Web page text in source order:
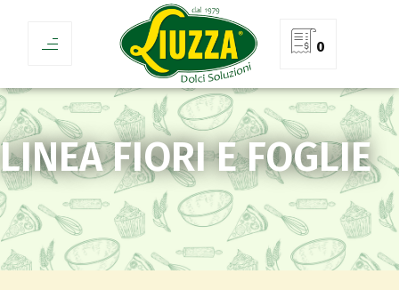
0
LINEA FIORI E FOGLIE